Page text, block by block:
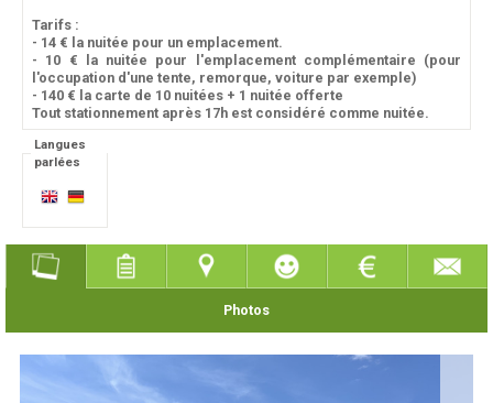
Tarifs :
- 14 € la nuitée pour un emplacement.
- 10 € la nuitée pour l'emplacement complémentaire (pour
l'occupation d'une tente, remorque, voiture par exemple)
- 140 € la carte de 10 nuitées + 1 nuitée offerte
Tout stationnement après 17h est considéré comme nuitée.
Langues
parlées
Photos